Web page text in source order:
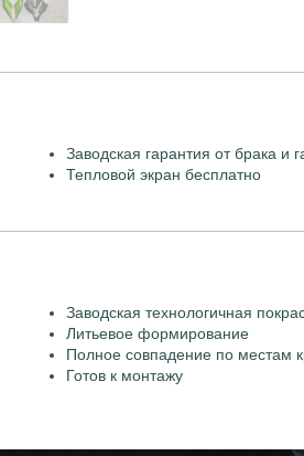
Заводская гарантия от брака и
Тепловой экран бесплатно
Заводская технологичная
Литьевое формирование
Полное совпадение по местам
Готов к монтажу